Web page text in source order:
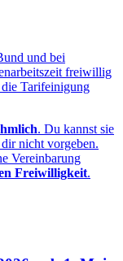
und bei
freiwillig
Tarifeinigung
. Du kannst sie
nicht vorgeben.
Vereinbarung
Freiwilligkeit.